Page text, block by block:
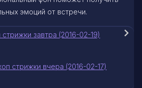
эмоций от встречи.
завтра (2016-02-19)
стрижки вчера (2016-02-17)